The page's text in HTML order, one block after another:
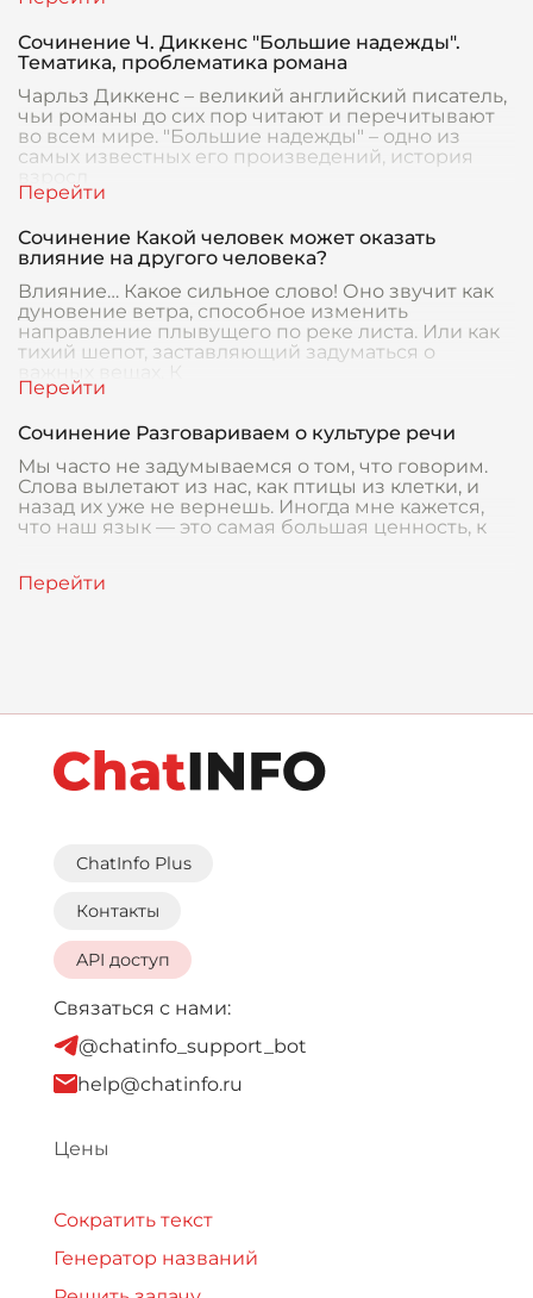
Сочинение Ч. Диккенс "Большие надежды".
Тематика, проблематика романа
Чарльз Диккенс – великий английский писатель,
чьи романы до сих пор читают и перечитывают
во всем мире. "Большие надежды" – одно из
самых известных его произведений, история
Сочинение Какой человек может оказать
влияние на другого человека?
Влияние… Какое сильное слово! Оно звучит как
дуновение ветра, способное изменить
направление плывущего по реке листа. Или как
тихий шепот, заставляющий задуматься о
важных вещах. К
Сочинение Разговариваем о культуре речи
Мы часто не задумываемся о том, что говорим.
Слова вылетают из нас, как птицы из клетки, и
назад их уже не вернешь. Иногда мне кажется,
что наш язык — это самая большая ценность, к
ChatInfo Plus
Контакты
API доступ
Связаться с нами:
@chatinfo_support_bot
help@chatinfo.ru
Цены
Сократить текст
Генератор названий